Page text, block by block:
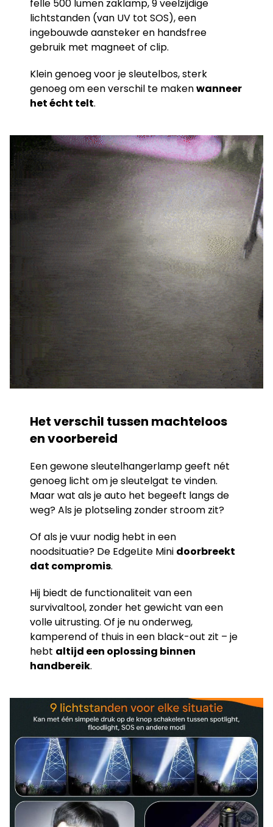
felle 500 lumen zaklamp, 9 veelzijdige
lichtstanden (van UV tot SOS), een
ingebouwde aansteker en handsfree
gebruik met magneet of clip.
Klein genoeg voor je sleutelbos, sterk
genoeg om een verschil te makenwanneer
het écht telt.
Het verschil tussen machteloos
en voorbereid
Een gewone sleutelhangerlamp geeft nét
genoeg licht om je sleutelgat te vinden.
Maar wat als je auto het begeeft langs de
weg? Als je plotseling zonder stroom zit?
Of als je vuur nodig hebt in een
noodsituatie? De EdgeLite Mini doorbreekt
dat compromis.
Hij biedt de functionaliteit van een
survivaltool, zonder het gewicht van een
volle uitrusting. Of je nu onderweg,
kamperend of thuis in een black-out zit – je
hebt altijd een oplossing binnen
handbereik.